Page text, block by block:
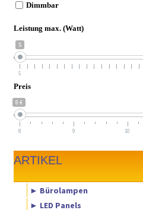
Dimmbar
Leistung max. (Watt)
5
5
Preis
8 €
8 9 10
ARTIKEL
► Bürolampen
► LED Panels